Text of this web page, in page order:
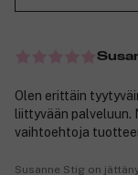
Olen erittäin
liittyvään palveluun.
vaihtoehtoja
Susanne Stig on